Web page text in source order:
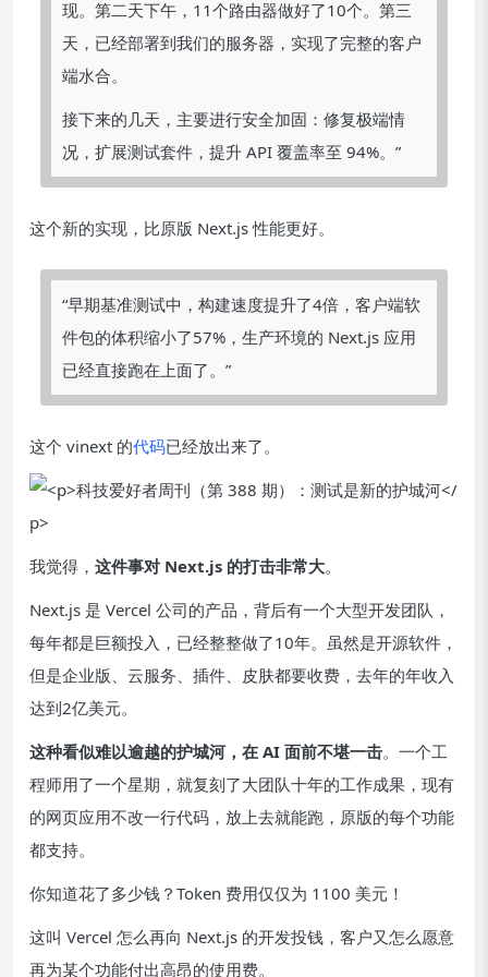
现。第二天下午，11个路由器做好了10个。第三
天，已经部署到我们的服务器，实现了完整的客户
端水合。
接下来的几天，主要进行安全加固：修复极端情
况，扩展测试套件，提升 API 覆盖率至 94%。”
这个新的实现，比原版 Next.js 性能更好。
“早期基准测试中，构建速度提升了4倍，客户端软
件包的体积缩小了57%，生产环境的 Next.js 应用
已经直接跑在上面了。”
这个 vinext 的代码已经放出来了。
我觉得， 这件事对 Next.js 的打击非常大。
Next.js 是 Vercel 公司的产品，背后有一个大型开发团队，
每年都是巨额投入，已经整整做了10年。虽然是开源软件，
但是企业版、云服务、插件、皮肤都要收费，去年的年收入
达到2亿美元。
这种看似难以逾越的护城河，在 AI 面前不堪一击。一个工
程师用了一个星期，就复刻了大团队十年的工作成果，现有
的网页应用不改一行代码，放上去就能跑，原版的每个功能
都支持。
你知道花了多少钱？Token 费用仅仅为 1100 美元！
这叫 Vercel 怎么再向 Next.js 的开发投钱，客户又怎么愿意
再为某个功能付出高昂的使用费。